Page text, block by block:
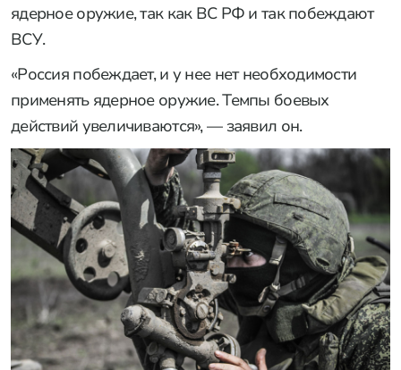
ядерное оружие, так как ВС РФ и так побеждают
ВСУ.
«Россия побеждает, и у нее нет необходимости
применять ядерное оружие. Темпы боевых
действий увеличиваются», — заявил он.